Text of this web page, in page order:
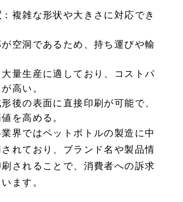
：複雑な形状や大きさに対応でき
が空洞であるため、持ち運びや輸
大量生産に適しており、コストパ
高い。
形後の表面に直接印刷が可能で、
を高める。
界ではペットボトルの製造に中
れており、ブランド名や製品情
されることで、消費者への訴求
ます。